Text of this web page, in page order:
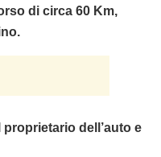
di circa 60 Km,
dell’auto e